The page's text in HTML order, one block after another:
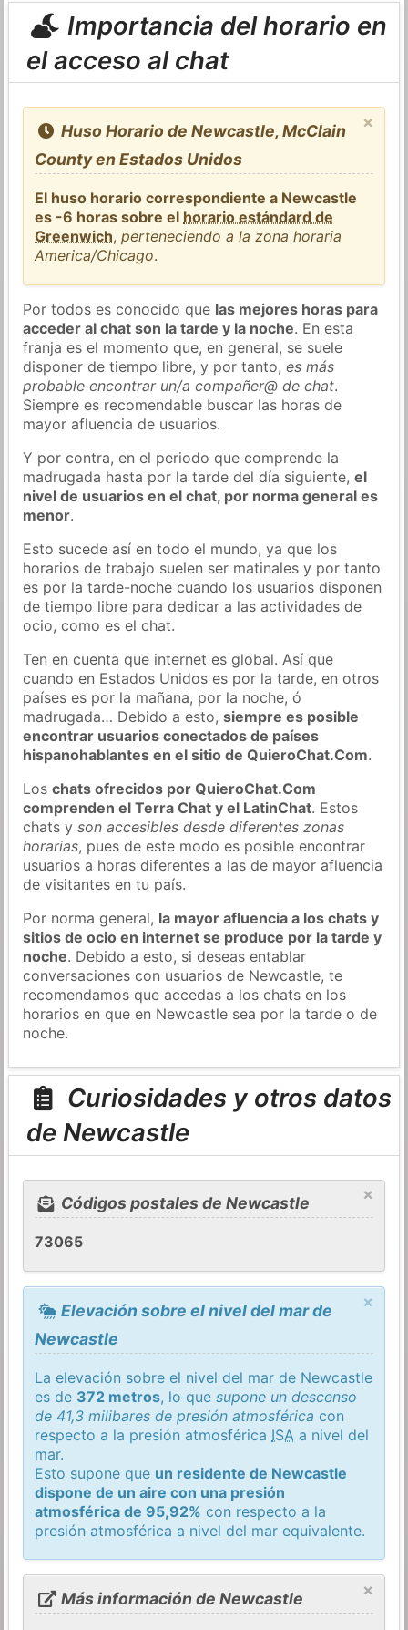
Importancia del horario en
el acceso al chat
×
Huso Horario de Newcastle, McClain
County en Estados Unidos
El huso horario correspondiente a Newcastle
es -6 horas sobre el horario estándard de
Greenwich,perteneciendo a la zona horaria
America/Chicago.
Por todos es conocido que las mejores horas para
acceder al chat son la tarde y la noche. En esta
franja es el momento que, en general, se suele
disponer de tiempo libre, y por tanto,es más
probable encontrar un/a compañer@ de chat.
Siempre es recomendable buscar las horas de
mayor afluencia de usuarios.
Y por contra, en el periodo que comprende la
madrugada hasta por la tarde del día siguiente,el
nivel de usuarios en el chat, por norma general es
menor.
Esto sucede así en todo el mundo, ya que los
horarios de trabajo suelen ser matinales y por tanto
es por la tarde-noche cuando los usuarios disponen
de tiempo libre para dedicar a las actividades de
ocio, como es el chat.
Ten en cuenta que internet es global. Así que
cuando en Estados Unidos es por la tarde, en otros
países es por la mañana, por la noche, ó
madrugada… Debido a esto,siempre es posible
encontrar usuarios conectados de países
hispanohablantes en el sitio de QuieroChat.Com.
Loschats ofrecidos por QuieroChat.Com
comprenden el Terra Chat y el LatinChat. Estos
chats yson accesibles desde diferentes zonas
horarias, pues de este modo es posible encontrar
usuarios a horas diferentes a las de mayor afluencia
de visitantes en tu país.
Por norma general, la mayor afluencia a los chats y
sitios de ocio en internet se produce por la tarde y
noche. Debido a esto, si deseas entablar
conversaciones con usuarios de Newcastle, te
recomendamos que accedas a los chats en los
horarios en que en Newcastle sea por la tarde o de
noche.
Curiosidades y otros datos
de Newcastle
×
Códigos postales de Newcastle
73065
×
Elevación sobre el nivel del mar de
Newcastle
La elevación sobre el nivel del mar de Newcastle
es de 372 metros, lo quesupone un descenso
de 41,3 milibares de presión atmosférica con
respecto a la presión atmosférica ISA a nivel del
mar.
Esto supone que un residente de Newcastle
dispone de un aire con una presión
atmosférica de 95,92% con respecto a la
presión atmosférica a nivel del mar equivalente.
×
Más información de Newcastle